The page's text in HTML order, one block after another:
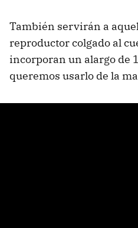
También servirán a
reproductor colgado al
incorporan un alargo de
queremos usarlo de la